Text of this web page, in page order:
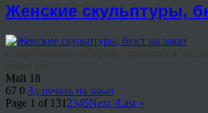
Женские скульптуры,
Май 18
67 0 3д печать на заказ
Page 1 of 131 2345Next ›Last »